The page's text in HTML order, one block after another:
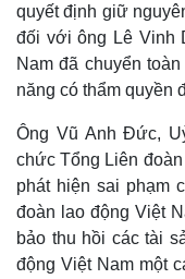
quyết định giữ
đối với ông Lê Vinh
Nam đã chuyển
năng có thẩm quyền
Ông Vũ Anh Đức,
chức Tổng Liên
phát hiện sai phạm
đoàn lao động Việt
bảo thu hồi các tài
động Việt Nam một